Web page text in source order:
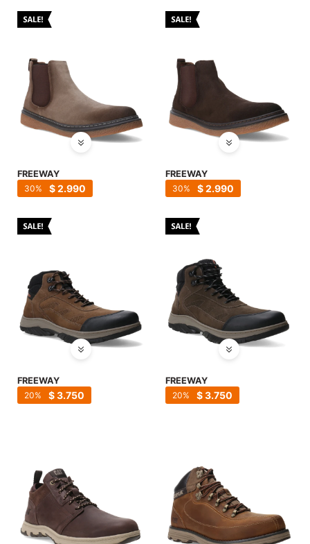
FREEWAY
$2.990
30
FREEWAY
$2.990
30
FREEWAY
$3.750
20
FREEWAY
$3.750
20